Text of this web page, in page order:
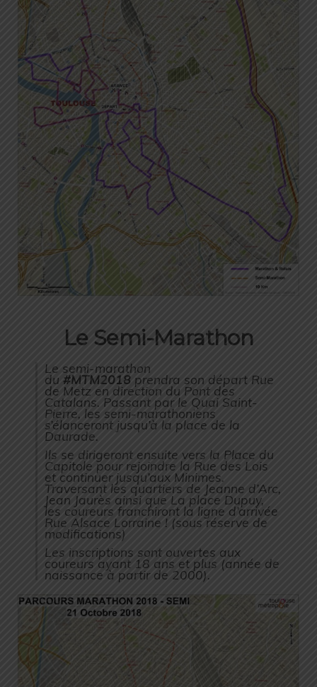
Le Semi-Marathon
Le semi-marathon
du #MTM2018 prendra son départ Rue
de Metz en direction du Pont des
Catalans. Passant par le Quai Saint-
Pierre, les semi-marathoniens
s’élanceront jusqu’à la place de la
Daurade.
Ils se dirigeront ensuite vers la Place du
Capitole pour rejoindre la Rue des Lois
et continuer jusqu’aux Minimes.
Traversant les quartiers de Jeanne d’Arc,
Jean Jaurès ainsi que La place Dupuy,
les coureurs franchiront la ligne d’arrivée
Rue Alsace Lorraine ! (sous réserve de
modifications)
Les inscriptions sont ouvertes aux
coureurs ayant 18 ans et plus (année de
naissance à partir de 2000).